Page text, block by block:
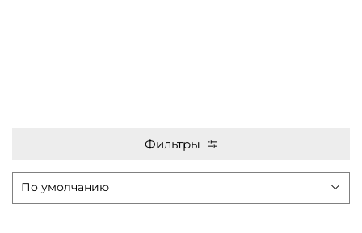
Фильтры